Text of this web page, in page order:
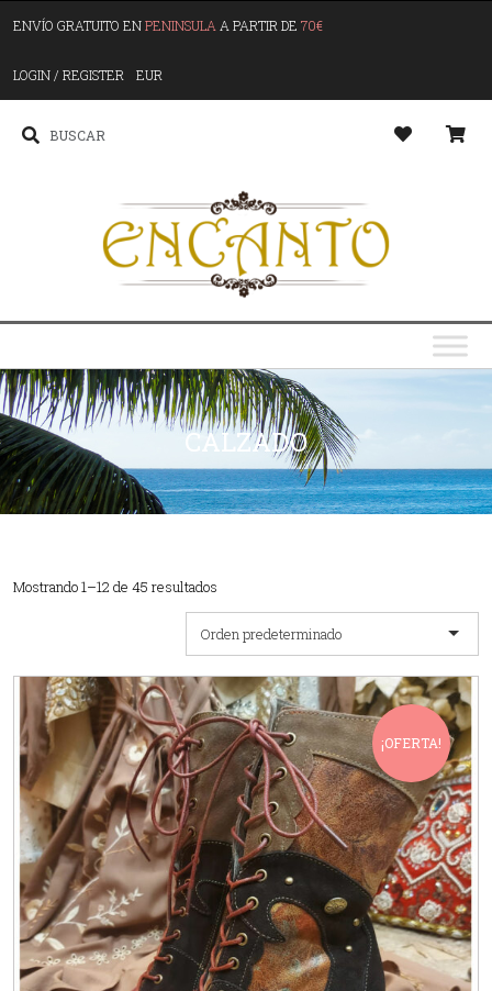
ENVÍO GRATUITO ENPENINSULA A PARTIR DE 70€
LOGIN / REGISTER EUR
CALZADO
Mostrando 1–12 de 45 resultados
Orden predeterminado
¡OFERTA!